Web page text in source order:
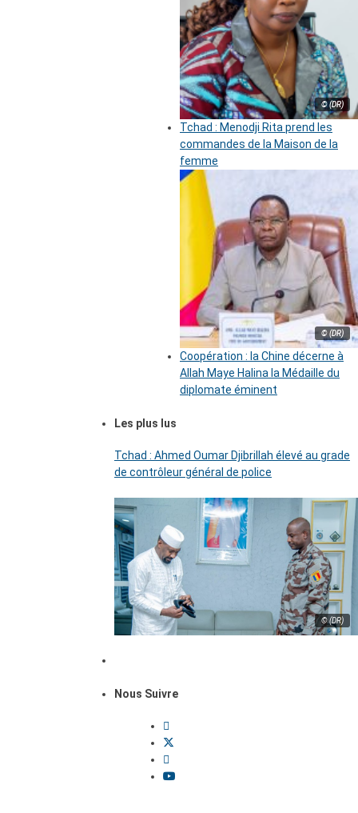
© (DR)
Tchad : Menodji Rita prend les
commandes de la Maison de la
femme
© (DR)
Coopération : la Chine décerne à
Allah Maye Halina la Médaille du
diplomate éminent
Les plus lus
Tchad : Ahmed Oumar Djibrillah élevé au grade
de contrôleur général de police
© (DR)
Nous Suivre